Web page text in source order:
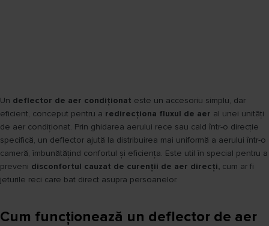
Un deflector de aer condiționat este un accesoriu simplu, dar
eficient, conceput pentru a redirecționa fluxul de aer al unei unități
de aer condiționat. Prin ghidarea aerului rece sau cald într-o direcție
specifică, un deflector ajută la distribuirea mai uniformă a aerului într-o
cameră, îmbunătățind confortul și eficiența. Este util în special pentru a
preveni disconfortul cauzat de curenții de aer direcți, cum ar fi
jeturile reci care bat direct asupra persoanelor.
Cum funcționează un deflector de aer